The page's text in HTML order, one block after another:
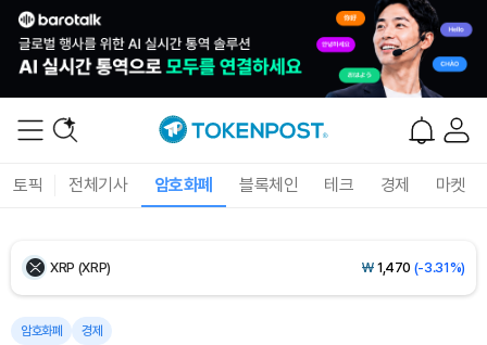
토픽 전체기사 암호화폐 블록체인 테크 경제 마켓
Ethereum (ETH) ₩2,711,499(-0.55%)
XRP (XRP) ₩ 1,470 (-3.31%)
Solana (SOL)
암호화폐 경제